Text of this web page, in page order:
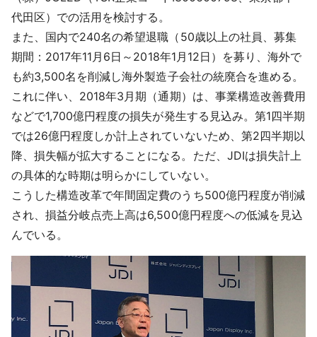
代田区）での活用を検討する。
また、国内で240名の希望退職（50歳以上の社員、募集
期間：2017年11月6日～2018年1月12日）を募り、海外で
も約3,500名を削減し海外製造子会社の統廃合を進める。
これに伴い、2018年3月期（通期）は、事業構造改善費用
などで1,700億円程度の損失が発生する見込み。第1四半期
では26億円程度しか計上されていないため、第2四半期以
降、損失幅が拡大することになる。ただ、JDIは損失計上
の具体的な時期は明らかにしていない。
こうした構造改革で年間固定費のうち500億円程度が削減
され、損益分岐点売上高は6,500億円程度への低減を見込
んでいる。